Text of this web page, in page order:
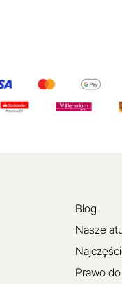
Blog
Nasze
Prawo